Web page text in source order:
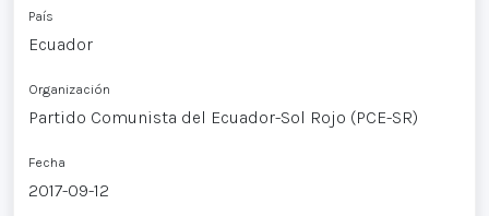
País
Ecuador
Organización
Partido Comunista del Ecuador-Sol Rojo (PCE-SR)
Fecha
2017-09-12